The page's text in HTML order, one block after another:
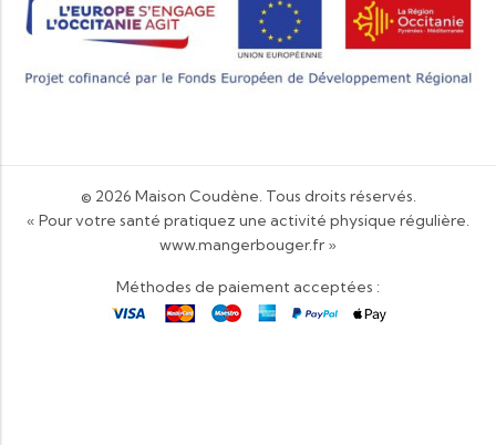
© 2026 Maison Coudène. Tous droits réservés.
« Pour votre santé pratiquez une activité physique régulière.
www.mangerbouger.fr »
Méthodes de paiement acceptées :